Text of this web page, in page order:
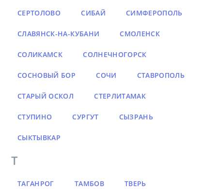
СЕРТОЛОВО СИБАЙ СИМФЕРОПОЛЬ
СЛАВЯНСК-НА-КУБАНИ СМОЛЕНСК
СОЛИКАМСК СОЛНЕЧНОГОРСК
СОСНОВЫЙ БОР СОЧИ СТАВРОПОЛЬ
СТАРЫЙ ОСКОЛ СТЕРЛИТАМАК
СТУПИНО СУРГУТ СЫЗРАНЬ
СЫКТЫВКАР
Т
ТАГАНРОГ ТАМБОВ ТВЕРЬ